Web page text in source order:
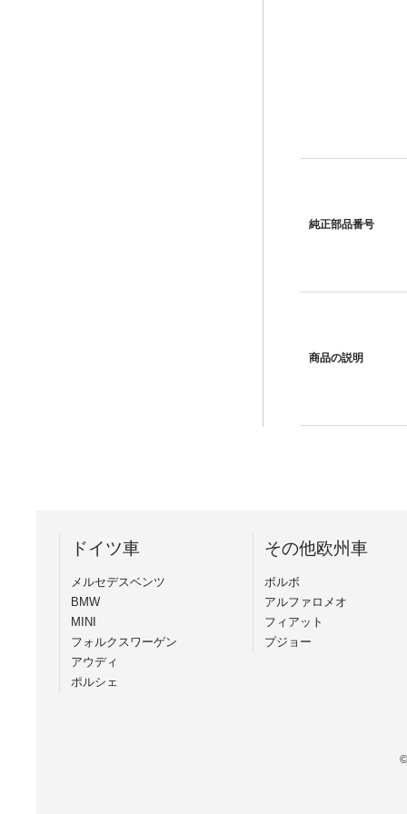
純正部品番号
商品の説明
ドイツ車
メルセデスベンツ
BMW
MINI
フォルクスワーゲン
アウディ
ポルシェ
その他欧州車
ボルボ
アルファロメオ
フィアット
プジョー